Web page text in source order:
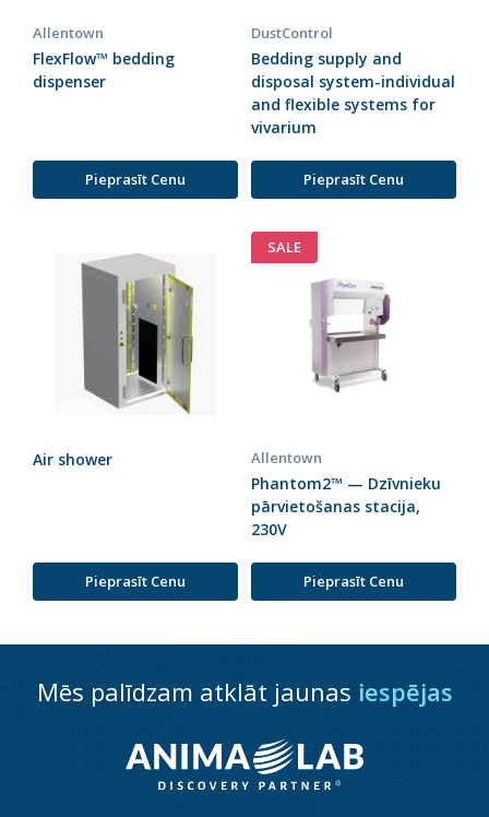
Allentown
FlexFlow™ bedding
dispenser
Pieprasīt Cenu
DustControl
Bedding supply and
disposal system-individual
and flexible systems for
vivarium
Pieprasīt Cenu
Air shower
Pieprasīt Cenu
SALE
Allentown
Phantom2™ — Dzīvnieku
pārvietošanas stacija,
230V
Pieprasīt Cenu
Mēs palīdzam atklāt jaunas iespējas